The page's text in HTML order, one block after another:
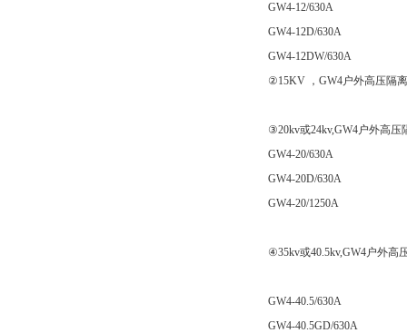
GW4-12/630A
GW4-12D/630A
GW4-12DW/630A
②15KV ，GW4户外高压隔
③20kv或24kv,GW4户外高压
GW4-20/630A
GW4-20D/630A
GW4-20/1250A
④35kv或40.5kv,GW4户外高
GW4-40.5/630A
GW4-40.5GD/630A